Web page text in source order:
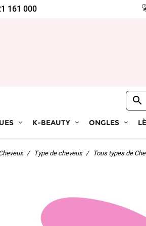
161 000
K-BEAUTY ONGLES

Type de cheveux Tous types de